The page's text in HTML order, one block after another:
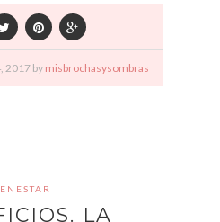
2017 by misbrochasysombras
LA